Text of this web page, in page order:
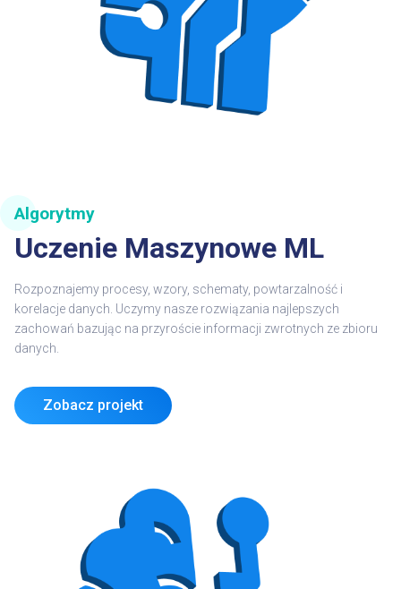
Algorytmy
Uczenie Maszynowe ML
Rozpoznajemy procesy, wzory, schematy, powtarzalność i
korelacje danych. Uczymy nasze rozwiązania najlepszych
zachowań bazując na przyroście informacji zwrotnych ze zbioru
danych.
Zobacz projekt